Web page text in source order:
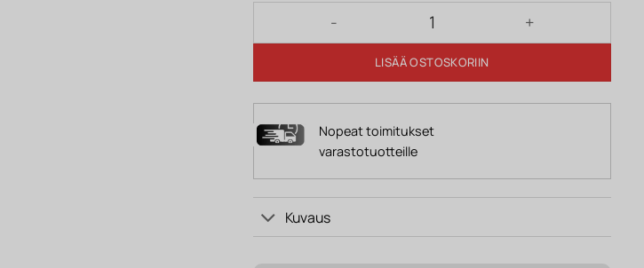
Naulakko JESSICA mattavalkoinen määrä
LISÄÄ OSTOSKORIIN
Nopeat toimitukset
varastotuotteille
Kuvaus